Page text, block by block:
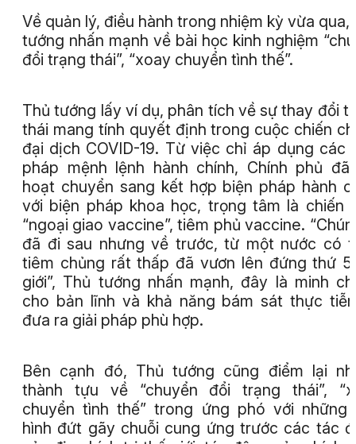
Về quản lý, điều hành trong nhiệm kỳ vừa qua,
tướng nhấn mạnh về bài học kinh nghiệm
đổi trạng thái”, “xoay chuyển tình thế”.
Thủ tướng lấy ví dụ, phân tích về sự thay đổi
thái mang tính quyết định trong cuộc chiến
đại dịch COVID-19. Từ việc chỉ áp dụng các
pháp mệnh lệnh hành chính, Chính phủ đã
hoạt chuyển sang kết hợp biện pháp hành
với biện pháp khoa học, trọng tâm là chiến
“ngoại giao vaccine”, tiêm phủ vaccine.
đã đi sau nhưng về trước, từ một nước có
tiêm chủng rất thấp đã vươn lên đứng thứ
giới”, Thủ tướng nhấn mạnh, đây là minh
cho bản lĩnh và khả năng bám sát thực
đưa ra giải pháp phù hợp.
Bên cạnh đó, Thủ tướng cũng điểm lại
thành tựu về “chuyển đổi trạng thái”,
chuyển tình thế” trong ứng phó với những
hình đứt gãy chuỗi cung ứng trước các tác